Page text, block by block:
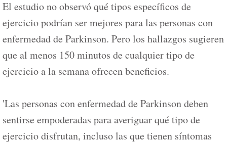
El estudio no observó qué tipos específicos de
ejercicio podrían ser mejores para las personas con
enfermedad de Parkinson. Pero los hallazgos sugieren
que al menos 150 minutos de cualquier tipo de
ejercicio a la semana ofrecen beneficios.
'Las personas con enfermedad de Parkinson deben
sentirse empoderadas para averiguar qué tipo de
ejercicio disfrutan, incluso las que tienen síntomas